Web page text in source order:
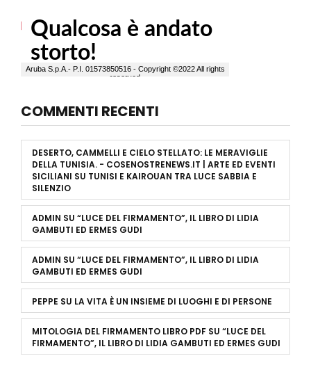
COMMENTI RECENTI
DESERTO, CAMMELLI E CIELO STELLATO: LE MERAVIGLIE
DELLA TUNISIA. - COSENOSTRENEWS.IT | ARTE ED EVENTI
SICILIANI SU TUNISI E KAIROUAN TRA LUCE SABBIA E
SILENZIO
ADMIN SU “LUCE DEL FIRMAMENTO”, IL LIBRO DI LIDIA
GAMBUTI ED ERMES GUDI
ADMIN SU “LUCE DEL FIRMAMENTO”, IL LIBRO DI LIDIA
GAMBUTI ED ERMES GUDI
PEPPE SU LA VITA È UN INSIEME DI LUOGHI E DI PERSONE
MITOLOGIA DEL FIRMAMENTO LIBRO PDF SU “LUCE DEL
FIRMAMENTO”, IL LIBRO DI LIDIA GAMBUTI ED ERMES GUDI